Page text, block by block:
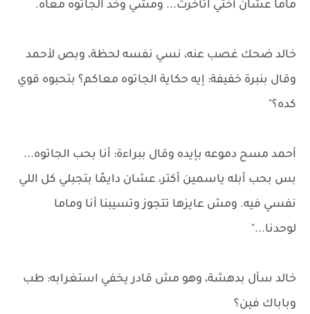
ماما عشان أختي اتأخرت... ومشي وخد الجاتوه معاه.
خالد ضحك غصب عنه، نسي نفسه لحظة، وبص لأحمد
وقال بنبرة خفيفة: إيه حكاية الجاتوه معاكم؟ بتحبوه قوي
كده؟"
أحمد مسح دموعه بإيده وقال ببراءة: أنا بحب الجاتوه...
بس بحب أبله ياسمين أكتر، عشان دايمًا بتجبلي كل اللي
نفسي فيه. ومش عايزها تتجوز وتسيبنا أنا وماما
لوحدنا..."
خالد سأل بدهشة، وهو مش قادر يخفي استغرابه: طب
وباباك فين؟